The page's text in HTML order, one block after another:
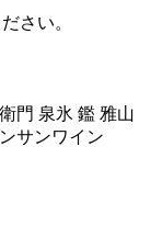
さい。
門 泉氷 鑑 雅山
サンワイン